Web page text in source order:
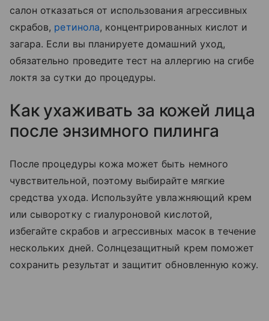
салон отказаться от использования агрессивных
скрабов, ретинола, концентрированных кислот и
загара. Если вы планируете домашний уход,
обязательно проведите тест на аллергию на сгибе
локтя за сутки до процедуры.
Как ухаживать за кожей лица
после энзимного пилинга
После процедуры кожа может быть немного
чувствительной, поэтому выбирайте мягкие
средства ухода. Используйте увлажняющий крем
или сыворотку с гиалуроновой кислотой,
избегайте скрабов и агрессивных масок в течение
нескольких дней. Солнцезащитный крем поможет
сохранить результат и защитит обновленную кожу.